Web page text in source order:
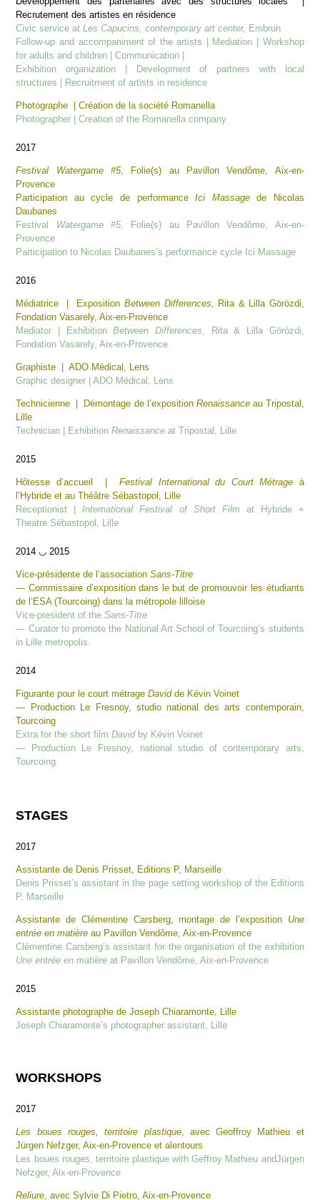
Recrutement des artistes en résidence
Civic service atLes Capucins, contemporary art center, Embrun
Follow-up and accompaniment of the artists | Mediation | Workshop
for adults and children | Communication |
Exhibition organization | Development of partners with local
structures | Recruitment of artists in residence
Photographe | Création de la société Romanella
Photographer | Creation of the Romanella company
2017
Festival Watergame #5, Folie(s) au Pavillon Vendôme, Aix-en-
Provence
Participation au cycle de performanceIci Massagede Nicolas
Daubanes
Festival Watergame #5 , Folie(s) au Pavillon Vendôme, Aix-en-
Provence
Participation to Nicolas Daubanes’s performance cycle Ici Massage
2016
Médiatrice | Exposition Between Differences,
Rita & Lilla Görözdi,
Fondation Vasarely, Aix-en-Provence
Mediator | ExhibitionBetween Differences , Rita & Lilla Görözdi,
Fondation Vasarely, Aix-en-Provence
Graphiste | ADO Médical, Lens
Graphic designer | ADO Médical, Lens
Technicienne | Démontage de l’exposition Renaissanceau Tripostal,
Lille
Technician | ExhibitionRenaissance at Tripostal, Lille
2015
Hôtesse d’accueil | Festival International du Court Métrage à
l’Hybride et au Théâtre Sébastopol, Lille
Receptionist |International Festival of Short Film at Hybride +
Theatre Sébastopol, Lille
2014 ◡ 2015
Vice-présidente de l’associationSans-Titre
— Commissaire d’exposition dans le but de promouvoir les étudiants
de l’ESA (Tourcoing) dans la métropole lilloise
Vice-president of theSans-Titre
— Curator to promote the National Art School of Tourcoing’s students
in Lille metropolis.
2014
Figurante pour le court métrageDavidde Kévin Voinet
— Production Le Fresnoy, studio national des arts contemporain,
Tourcoing
Extra for the short filmDavidby Kévin Voinet
— Production Le Fresnoy, national studio of contemporary arts,
Tourcoing
STAGES
2017
Assistante de Denis Prisset, Editions P, Marseille
Denis Prisset’s assistant in the page setting workshop of the Editions
P, Marseille
Assistante de Clémentine Carsberg, montage de l’exposition Une
entrée en matière au Pavillon Vendôme, Aix-en-Provence
Clémentine Carsberg’s assistant for the organisation of the exhibition
Une entrée en matière at Pavillon Vendôme, Aix-en-Provence
2015
Assistante photographe de Joseph Chiaramonte, Lille
Joseph Chiaramonte’s photographer assistant, Lille
WORKSHOPS
2017
Les boues rouges, territoire plastique, avec Geoffroy Mathieu et
Jürgen Nefzger, Aix-en-Provence et alentours
Les boues rouges, territoire plastique with Geffroy Mathieu andJürgen
Nefzger, Aix-en-Provence
Reliure , avec Sylvie Di Pietro, Aix-en-Provence